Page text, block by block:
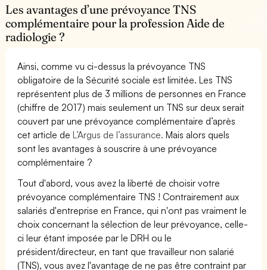
Les avantages d’une prévoyance TNS
complémentaire pour la profession Aide de
radiologie ?
Ainsi, comme vu ci-dessus la prévoyance TNS
obligatoire de la Sécurité sociale est limitée. Les TNS
représentent plus de 3 millions de personnes en France
(chiffre de 2017) mais seulement un TNS sur deux serait
couvert par une prévoyance complémentaire d’après
cet article deL’Argus de l’assurance. Mais alors quels
sont les avantages à souscrire à une prévoyance
complémentaire ?
Tout d'abord, vous avez la liberté de choisir votre
prévoyance complémentaire TNS ! Contrairement aux
salariés d'entreprise en France, qui n'ont pas vraiment le
choix concernant la sélection de leur prévoyance, celle-
ci leur étant imposée par le DRH ou le
président/directeur, en tant que travailleur non salarié
(TNS), vous avez l'avantage de ne pas être contraint par